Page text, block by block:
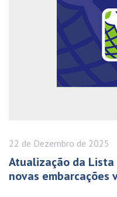
22 de Dezembro de 2025
Atualização da Lista
novas embarcações